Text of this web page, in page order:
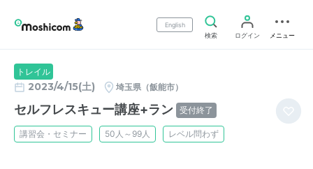
English
検索
ログイン メニュー
トレイル
2023/4/15(土) 埼玉県（飯能市）
セルフレスキュー講座+ラン 受付終了
講習会・セミナー 50人～99人 レベル問わず